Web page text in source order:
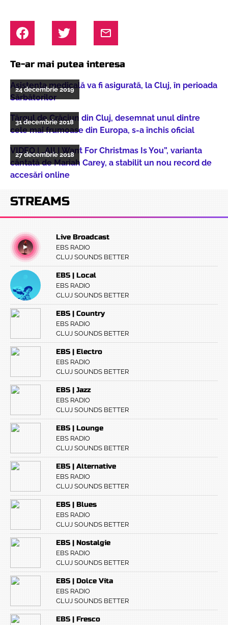
Te-ar mai putea interesa
Asistența medicală va fi asigurată, la Cluj, în perioada
Sărbătorilor
24 decembrie 2019
Târgul de Crăciun din Cluj, desemnat unul dintre
cele mai frumoase din Europa, s-a închis oficial
31 decembrie 2018
VIDEO | „All I Want For Christmas Is You”, varianta
cântată de Mariah Carey, a stabilit un nou record de
accesări online
27 decembrie 2018
STREAMS
Live Broadcast
EBS RADIO
CLUJ SOUNDS BETTER
EBS | Local
EBS RADIO
CLUJ SOUNDS BETTER
EBS | Country
EBS RADIO
CLUJ SOUNDS BETTER
EBS | Electro
EBS RADIO
CLUJ SOUNDS BETTER
EBS | Jazz
EBS RADIO
CLUJ SOUNDS BETTER
EBS | Lounge
EBS RADIO
CLUJ SOUNDS BETTER
EBS | Alternative
EBS RADIO
CLUJ SOUNDS BETTER
EBS | Blues
EBS RADIO
CLUJ SOUNDS BETTER
EBS | Nostalgie
EBS RADIO
CLUJ SOUNDS BETTER
EBS | Dolce Vita
EBS RADIO
CLUJ SOUNDS BETTER
EBS | Fresco